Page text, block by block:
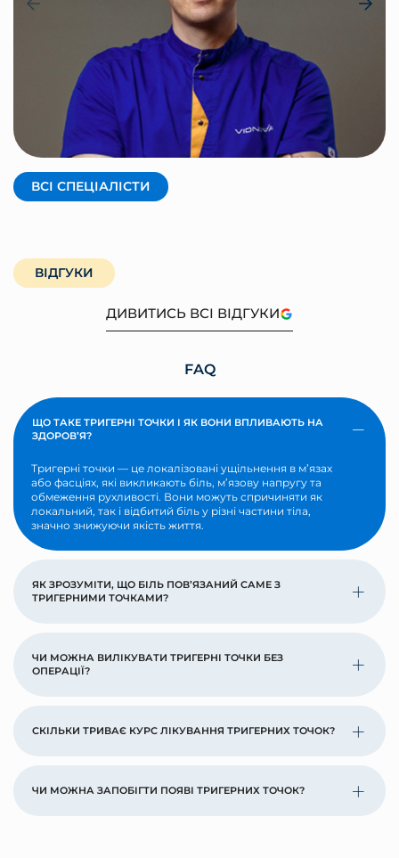
КРАВЦОВ АНДРІЙ
Засновник, фізичний терапевт
ВСІ СПЕЦІАЛІСТИ
ВІДГУКИ
ДИВИТИСЬ ВСІ ВІДГУКИ
FAQ
ЩО ТАКЕ ТРИГЕРНІ ТОЧКИ І ЯК ВОНИ ВПЛИВАЮТЬ НА
ЗДОРОВ’Я?
Тригерні точки — це локалізовані ущільнення в м’язах
або фасціях, які викликають біль, м’язову напругу та
обмеження рухливості. Вони можуть спричиняти як
локальний, так і відбитий біль у різні частини тіла,
значно знижуючи якість життя.
ЯК ЗРОЗУМІТИ, ЩО БІЛЬ ПОВ’ЯЗАНИЙ САМЕ З
ТРИГЕРНИМИ ТОЧКАМИ?
ЧИ МОЖНА ВИЛІКУВАТИ ТРИГЕРНІ ТОЧКИ БЕЗ
ОПЕРАЦІЇ?
СКІЛЬКИ ТРИВАЄ КУРС ЛІКУВАННЯ ТРИГЕРНИХ ТОЧОК?
ЧИ МОЖНА ЗАПОБІГТИ ПОЯВІ ТРИГЕРНИХ ТОЧОК?